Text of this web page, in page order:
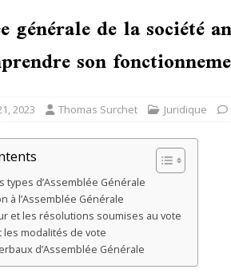
générale de la société
son
2023 Thomas Surchet Juridique
types d’Assemblée Générale
à l’Assemblée Générale
et les résolutions soumises au vote
les modalités de vote
d’Assemblée Générale